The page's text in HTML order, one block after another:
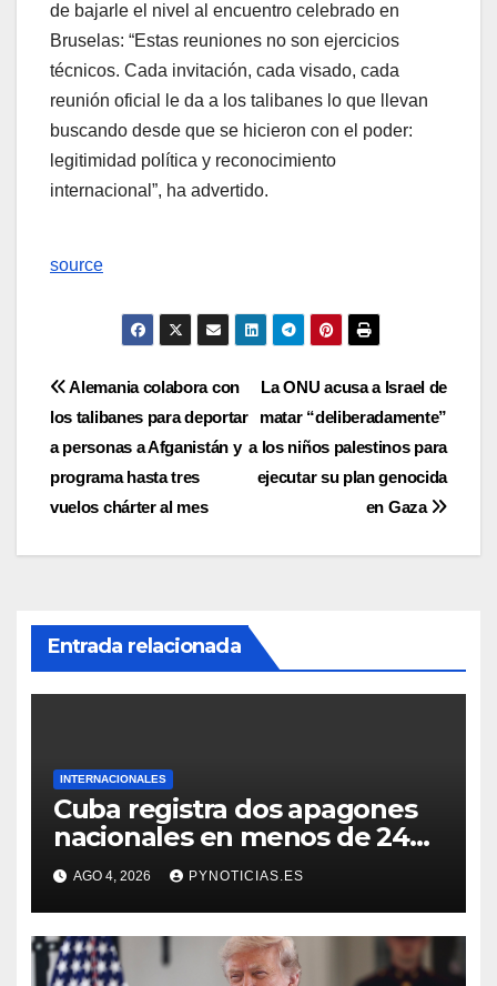
de bajarle el nivel al encuentro celebrado en
Bruselas: “Estas reuniones no son ejercicios
técnicos. Cada invitación, cada visado, cada
reunión oficial le da a los talibanes lo que llevan
buscando desde que se hicieron con el poder:
legitimidad política y reconocimiento
internacional”, ha advertido.
source
Navegación
de
entradas
La ONU acusa a Israel de
matar “deliberadamente”
a los niños palestinos para
ejecutar su plan genocida
en Gaza
Alemania colabora con
los talibanes para deportar
a personas a Afganistán y
programa hasta tres
vuelos chárter al mes
Entrada relacionada
INTERNACIONALES
Cuba registra dos apagones
nacionales en menos de 24
horas
AGO 4, 2026 PYNOTICIAS.ES